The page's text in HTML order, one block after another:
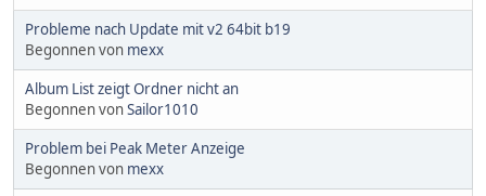
Probleme nach Update mit v2 64bit b19
Begonnen von mexx
Album List zeigt Ordner nicht an
Begonnen vonSailor1010
Problem bei Peak Meter Anzeige
Begonnen von mexx